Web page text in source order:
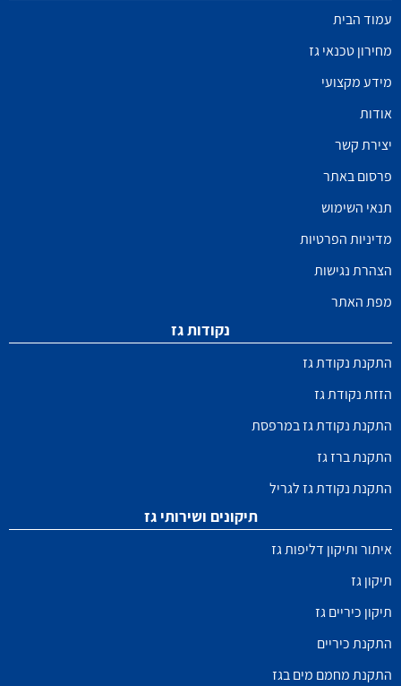
עמוד הבית
מחירון טכנאי גז
מידע מקצועי
אודות
יצירת קשר
פרסום באתר
תנאי השימוש
מדיניות הפרטיות
הצהרת נגישות
מפת האתר
נקודות גז
התקנת נקודת גז
הזזת נקודת גז
התקנת נקודת גז במרפסת
התקנת ברז גז
התקנת נקודת גז לגריל
תיקונים ושירותי גז
איתור ותיקון דליפות גז
תיקון גז
תיקון כיריים גז
התקנת כיריים
התקנת מחמם מים בגז